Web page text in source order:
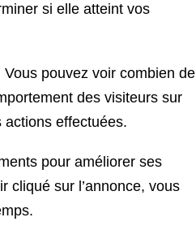
si elle atteint vos
pouvez voir combien de
des visiteurs sur
actions effectuées.
pour améliorer ses
cliqué sur l’annonce, vous